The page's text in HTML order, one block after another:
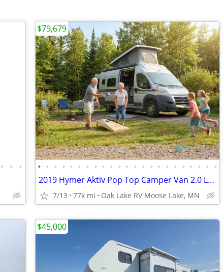
• • • • • • • • • • • • • • • • • • • • • • • • • •
2019 Hymer Aktiv Pop Top Camper Van 2.0 Loft Edition Class B
7/13 77k mi Oak Lake RV Moose Lake, MN
$79,679
$45,000